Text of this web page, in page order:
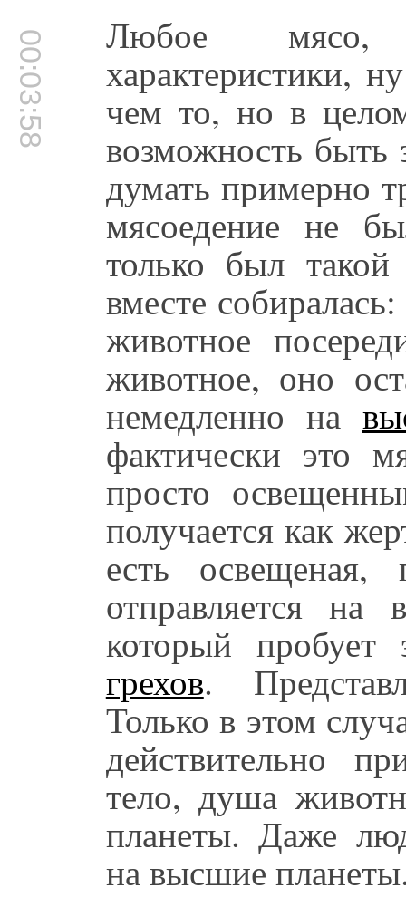
00:03:58 Любое мясо,
характеристики,
чем то, но в
возможность
думать примерно
мясоедение не
только был
вместе
животное
животное, оно
немедленно на
фактически это
просто
получается как
есть
отправляется
который
грехов.
Только в этом
действительно
тело, душа
планеты. Даже
на высшие